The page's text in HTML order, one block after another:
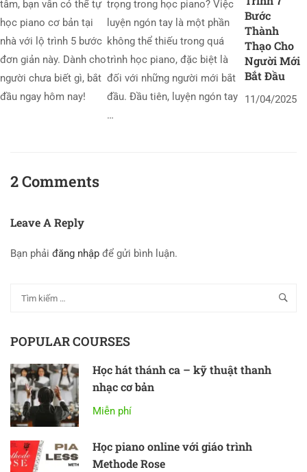
tâm, bạn vẫn có thể tự
học piano cơ bản tại
nhà với lộ trình 5 bước
đơn giản này. Dành cho
người chưa biết gì, bắt
đầu ngay hôm nay!
trọng trong học piano? Việc
luyện ngón tay là một phần
không thể thiếu trong quá
trình học piano, đặc biệt là
đối với những người mới bắt
đầu. Đầu tiên, luyện ngón tay
…
Bước
Thành
Thạo Cho
Người Mới
Bắt Đầu
11/04/2025
2 Comments
Leave A Reply
Bạn phải đăng nhập để gửi bình luận.
POPULAR COURSES
Học hát thánh ca – kỹ thuật thanh
nhạc cơ bản
Miễn phí
Học piano online với giáo trình
Methode Rose